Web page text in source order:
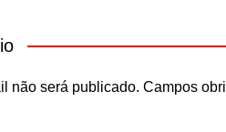
não será publicado. Campos